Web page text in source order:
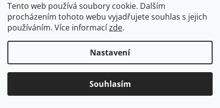
Tento web používá soubory cookie. Dalším
procházením tohoto webu vyjadřujete souhlas s jejich
používáním. Více informacízde.
Nastavení
Souhlasím
Doprava stavebnin po Mělníku od
250,- Kč. (bez DPH)